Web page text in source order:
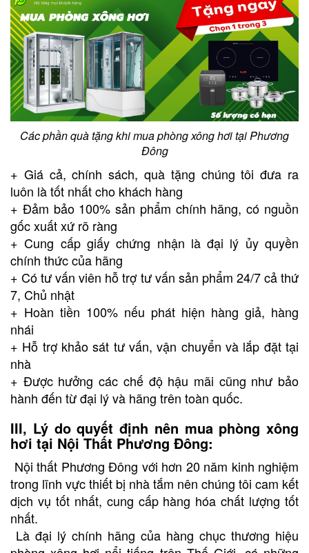
Các phần quà tặng khi mua phòng xông hơi tại Phương
Đông
+ Giá cả, chính sách, quà tặng chúng tôi đưa ra
luôn là tốt nhất cho khách hàng
+ Đảm bảo 100% sản phẩm chính hãng, có nguồn
gốc xuất xứ rõ ràng
+ Cung cấp giấy chứng nhận là đại lý ủy quyền
chính thức của hãng
+ Có tư vấn viên hỗ trợ tư vấn sản phẩm 24/7 cả thứ
7, Chủ nhật
+ Hoàn tiền 100% nếu phát hiện hàng giả, hàng
nhái
+ Hỗ trợ khảo sát tư vấn, vận chuyển và lắp đặt tại
nhà
+ Được hưởng các chế độ hậu mãi cũng như bảo
hành đến từ đại lý và hãng trên toàn quốc.
III, Lý do quyết định nên mua phòng xông
hơi tại Nội Thất Phương Đông:
Nội thất Phương Đông với hơn 20 năm kinh nghiệm
trong lĩnh vực thiết bị nhà tắm nên chúng tôi cam kết
dịch vụ tốt nhất, cung cấp hàng hóa chất lượng tốt
nhất.
Là đại lý chính hãng của hàng chục thương hiệu